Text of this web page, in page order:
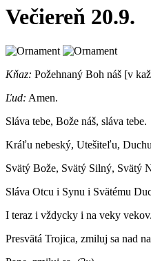
Večiereň 20.9.
Kňaz: Požehnaný Boh náš [v
Ľud: Amen.
Sláva tebe, Bože náš, sláva tebe.
Kráľu nebeský, Utešiteľu,
Svätý Bože, Svätý Silný, Svätý
Sláva Otcu i Synu i Svätému
I teraz i vždycky i na veky
Presvätá Trojica, zmiluj sa nad